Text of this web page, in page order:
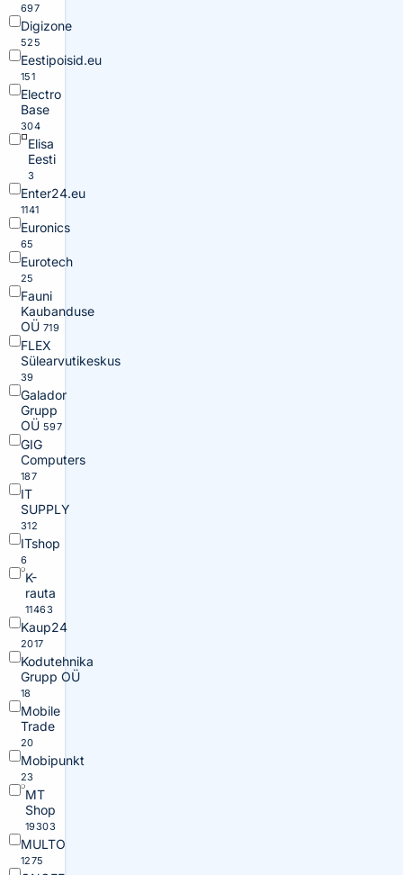
697
Digizone
525
Eestipoisid.eu
151
Electro
Base
304
Elisa
Eesti
3
Enter24.eu
1141
Euronics
65
Eurotech
25
Fauni
Kaubanduse
OÜ 719
FLEX
Sülearvutikeskus
39
Galador
Grupp
OÜ 597
GIG
Computers
187
IT
SUPPLY
312
ITshop
6
K-
rauta
11463
Kaup24
2017
Kodutehnika
Grupp OÜ
18
Mobile
Trade
20
Mobipunkt
23
MT
Shop
19303
MULTO
1275